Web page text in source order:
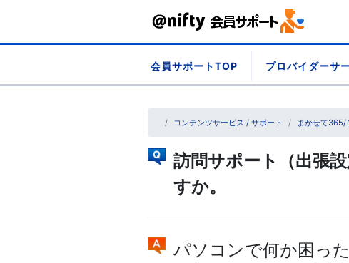
content
会員サポートTOP プロバイダーサ
コンテンツサービス / サポート まかせて365/
訪問サポート（出張
すか。
パソコンで何か困っ